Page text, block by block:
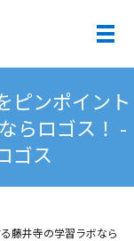
メ
ピンポイント
らロゴス！ -
ゴス
藤井寺の学習ラボなら